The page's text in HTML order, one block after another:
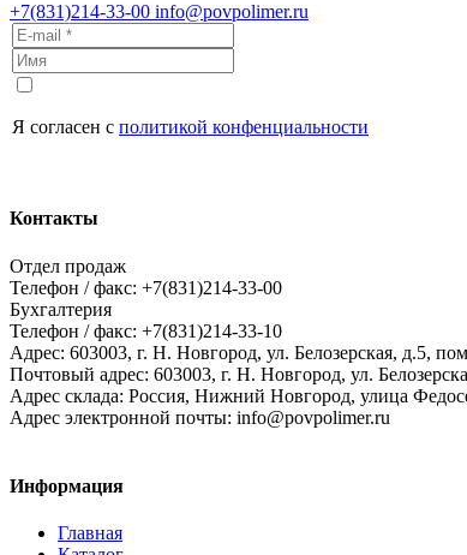
+7(831)214-33-00 info@povpolimer.ru
Я согласен с политикой конфенциальности
Контакты
Отдел продаж
Телефон / факс: +7(831)214-33-00
Бухгалтерия
Телефон / факс: +7(831)214-33-10
Адрес: 603003, г. Н. Новгород, ул. Белозерская, д.5,
Почтовый адрес: 603003, г. Н. Новгород, ул.
Адрес склада: Россия, Нижний Новгород, улица
Адрес электронной почты: info@povpolimer.ru
Информация
Главная